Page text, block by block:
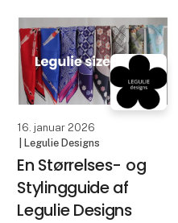
Vores kort sortiment
består af over 60
forskellige varianter,
som fås i A5, A6 og nu
16. januar 2026
| Legulie Designs
En Størrelses- og
Stylingguide af
Legulie Designs